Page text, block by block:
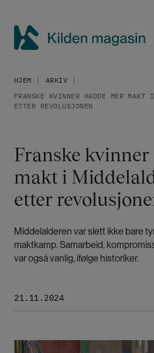
d
m
a
g
a
s
i
n
HJEM
ARKIV
FRANSKE KVINNER HADDE MER MAKT
ETTER REVOLUSJONEN
Franske
makt i
etter
Middelalderen var slett ikke bare
maktkamp. Samarbeid,
var også vanlig, ifølge historiker.
21.11.2024
Bilde